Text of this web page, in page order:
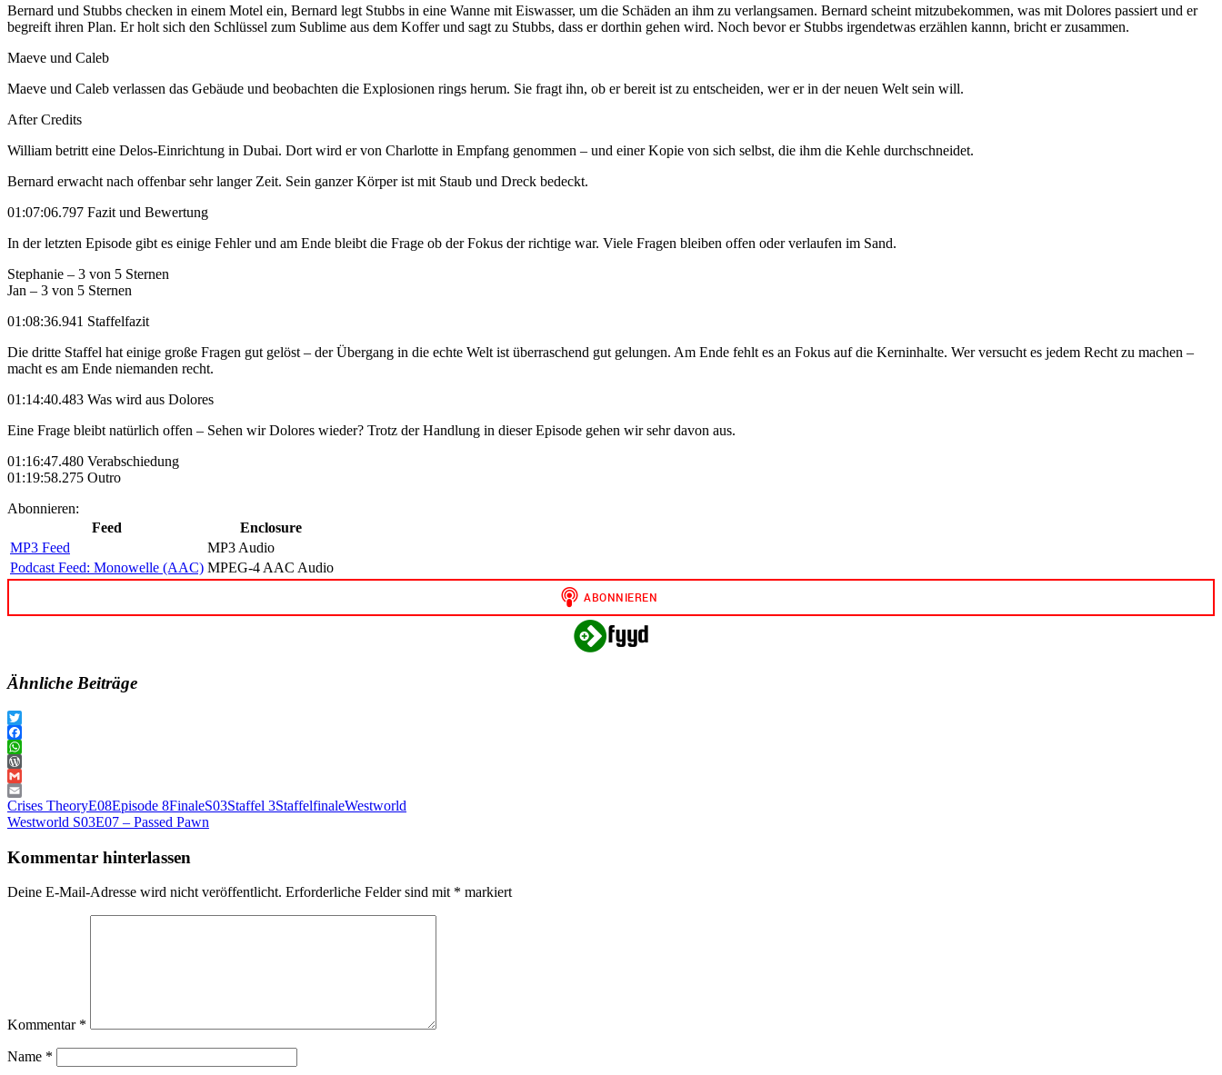
Bernard und Stubbs checken in einem Motel ein, Bernard legt Stubbs in eine Wanne mit Eiswasser, um die Schäden an ihm zu verlangsamen. Bernard scheint mitzubekommen, was mit Dolores passiert und er
begreift ihren Plan. Er holt sich den Schlüssel zum Sublime aus dem Koffer und sagt zu Stubbs, dass er dorthin gehen wird. Noch bevor er Stubbs irgendetwas erzählen kannn, bricht er zusammen.
Maeve und Caleb
Maeve und Caleb verlassen das Gebäude und beobachten die Explosionen rings herum. Sie fragt ihn, ob er bereit ist zu entscheiden, wer er in der neuen Welt sein will.
After Credits
William betritt eine Delos-Einrichtung in Dubai. Dort wird er von Charlotte in Empfang genommen – und einer Kopie von sich selbst, die ihm die Kehle durchschneidet.
Bernard erwacht nach offenbar sehr langer Zeit. Sein ganzer Körper ist mit Staub und Dreck bedeckt.
01:07:06.797 Fazit und Bewertung
In der letzten Episode gibt es einige Fehler und am Ende bleibt die Frage ob der Fokus der richtige war. Viele Fragen bleiben offen oder verlaufen im Sand.
Stephanie – 3 von 5 Sternen
Jan – 3 von 5 Sternen
01:08:36.941 Staffelfazit
Die dritte Staffel hat einige große Fragen gut gelöst – der Übergang in die echte Welt ist überraschend gut gelungen. Am Ende fehlt es an Fokus auf die Kerninhalte. Wer versucht es jedem Recht zu machen –
macht es am Ende niemanden recht.
01:14:40.483 Was wird aus Dolores
Eine Frage bleibt natürlich offen – Sehen wir Dolores wieder? Trotz der Handlung in dieser Episode gehen wir sehr davon aus.
01:16:47.480 Verabschiedung
01:19:58.275 Outro
Abonnieren:
Feed
Enclosure
MP3 Feed
MP3 Audio
Podcast Feed: Monowelle (AAC) MPEG-4 AAC Audio
Ähnliche Beiträge
Twitter
Facebook
WhatsApp
WordPress
Gmail
Email
Crises TheoryE08Episode 8FinaleS03Staffel 3StaffelfinaleWestworld
Beitragsnavigation
Vorheriger
Westworld S03E07 – Passed Pawn
Kommentar hinterlassen
Deine E-Mail-Adresse wird nicht veröffentlicht. Erforderliche Felder sind mit * markiert
Kommentar *
Name *